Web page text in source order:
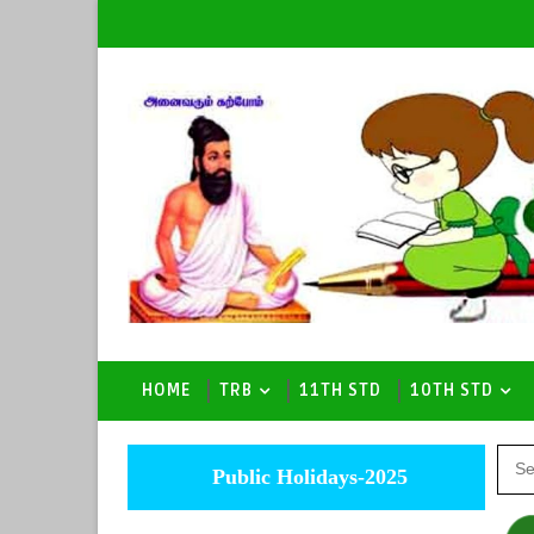
HOME TRB 11TH STD 10TH STD
Public Holidays-2025